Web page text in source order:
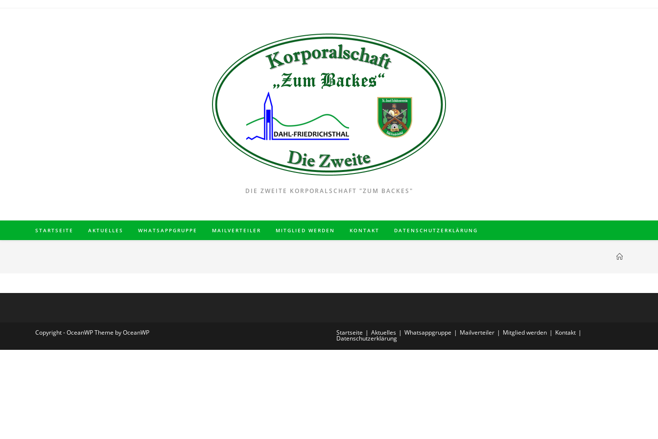
DIE ZWEITE KORPORALSCHAFT "ZUM BACKES"
STARTSEITE AKTUELLES WHATSAPPGRUPPE MAILVERTEILER MITGLIED WERDEN KONTAKT DATENSCHUTZERKLÄRUNG
Startseite Aktuelles Whatsappgruppe Mailverteiler Mitglied werden Kontakt
Datenschutzerklärung
Copyright - OceanWP Theme by OceanWP